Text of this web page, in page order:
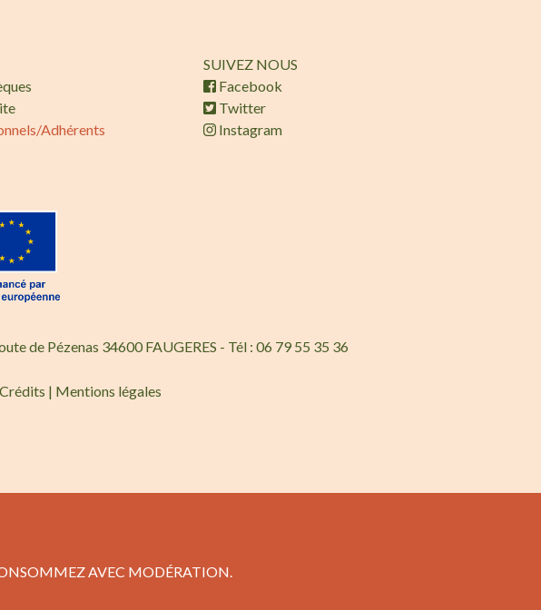
Adhérents
SUIVEZ NOUS
Facebook
Twitter
Instagram
de Pézenas 34600 FAUGERES - Tél : 06 79 55 35 36
Crédits | Mentions légales
AVEC MODÉRATION.